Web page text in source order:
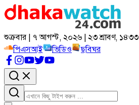
শুক্রবার | ৭ আগস্ট, ২০২৬ | ২৩ শ্রাবণ, ১৪৩৩
পিএসআই
ভিডিও ছবিঘর